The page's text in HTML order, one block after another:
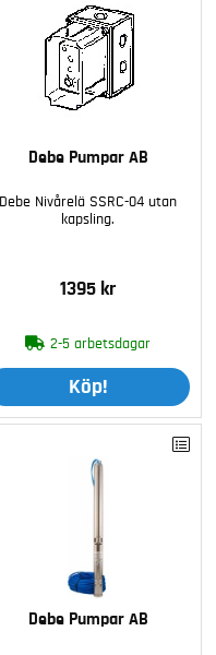
Debe Pumpar AB
Debe Nivårelä SSRC-04 utan
kapsling.
1395 kr
2-5 arbetsdagar
Köp!
Debe Pumpar AB